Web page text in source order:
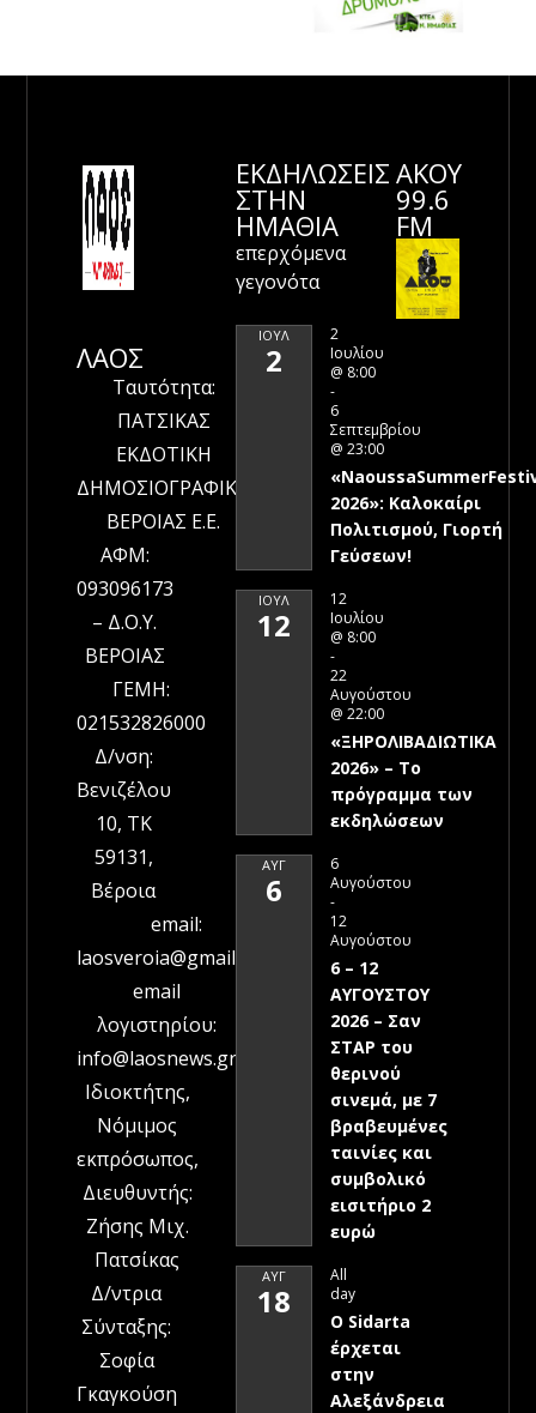
ΛΑΟΣ
Ταυτότητα:
ΠΑΤΣΙΚΑΣ
ΕΚΔΟΤΙΚΗ
ΔΗΜΟΣΙΟΓΡΑΦΙΚΗ
ΒΕΡΟΙΑΣ Ε.Ε.
ΑΦΜ:
093096173
– Δ.Ο.Υ.
ΒΕΡΟΙΑΣ
ΓΕΜΗ:
021532826000
Δ/νση:
Βενιζέλου
10, ΤΚ
59131,
Βέροια
email:
laosveroia@gmail.com
email
λογιστηρίου:
info@laosnews.gr
Ιδιοκτήτης,
Νόμιμος
εκπρόσωπος,
Διευθυντής:
Ζήσης Μιχ.
Πατσίκας
Δ/ντρια
Σύνταξης:
Σοφία
Γκαγκούση
ΕΚΔΗΛΩΣΕΙΣ
ΣΤΗΝ
ΗΜΑΘΊΑ
επερχόμενα
γεγονότα
ΙΟΎΛ
2
2
Ιουλίου
@ 8:00
-
6
Σεπτεμβρίου
@ 23:00
2026»: Καλοκαίρι
Πολιτισμού, Γιορτή
Γεύσεων!
ΙΟΎΛ
12
12
Ιουλίου
@ 8:00
-
22
Αυγούστου
@ 22:00
«ΞΗΡΟΛΙΒΑΔΙΩΤΙΚΑ
2026» – To
πρόγραμμα των
εκδηλώσεων
ΑΥΓ
6
6
Αυγούστου
-
12
Αυγούστου
6 – 12
ΑΥΓΟΥΣΤΟΥ
2026 – Σαν
ΣΤΑΡ του
θερινού
σινεμά, με 7
βραβευμένες
ταινίες και
συμβολικό
εισιτήριο 2
ευρώ
ΑΥΓ
18
All
day
Ο Sidarta
έρχεται
στην
Αλεξάνδρεια
ΑΚΟΥ
99.6
FM